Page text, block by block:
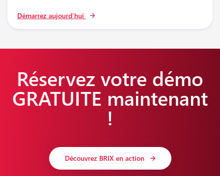
Démarrez aujourd’hui
Réservez votre démo
GRATUITE maintenant
!
Découvrez BRIX en action